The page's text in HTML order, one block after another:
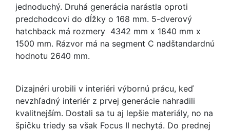
jednoduchý. Druhá generácia narástla oproti
predchodcovi do dĺžky o 168 mm. 5-dverový
hatchback má rozmery 4342 mm x 1840 mm x
1500 mm. Rázvor má na segment C nadštandardnú
hodnotu 2640 mm.
Dizajnéri urobili v interiéri výbornú prácu, keď
nevzhľadný interiér z prvej generácie nahradili
kvalitnejším. Dostali sa tu aj lepšie materiály, no na
špičku triedy sa však Focus II nechytá. Do prednej